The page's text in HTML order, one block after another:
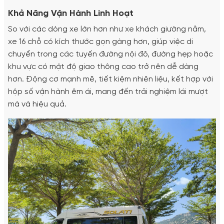
Khả Năng Vận Hành Linh Hoạt
So với các dòng xe lớn hơn như xe khách giường nằm,
xe 16 chỗ có kích thước gọn gàng hơn, giúp việc di
chuyển trong các tuyến đường nội đô, đường hẹp hoặc
khu vực có mật độ giao thông cao trở nên dễ dàng
hơn. Động cơ mạnh mẽ, tiết kiệm nhiên liệu, kết hợp với
hộp số vận hành êm ái, mang đến trải nghiệm lái mượt
mà và hiệu quả.